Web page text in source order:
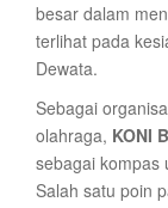
besar dalam
terlihat pada
Dewata.
Sebagai
olahraga, KONI
sebagai kompas
Salah satu poin